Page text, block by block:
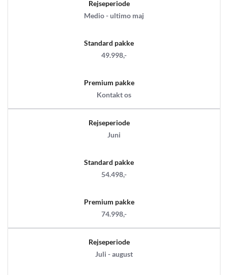
Rejseperiode
Medio - ultimo maj
Standard pakke
49.998,-
Premium pakke
Kontakt os
Rejseperiode
Juni
Standard pakke
54.498,-
Premium pakke
74.998,-
Rejseperiode
Juli - august